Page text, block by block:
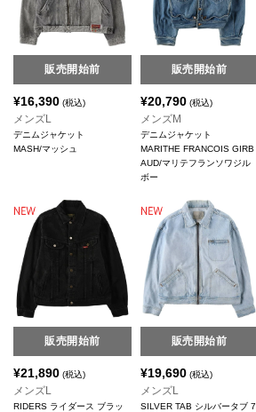
販売開始前
¥16,390 (税込)
メンズL
デニムジャケット
MASH/マッシュ
販売開始前
¥20,790(税込)
メンズM
デニムジャケット
MARITHE FRANCOIS GIRB
AUD/マリテフランソワジル
ボー
販売開始前
¥21,890 (税込)
メンズL
RIDERS ライダース ブラッ
販売開始前
¥19,690(税込)
メンズL
SILVER TAB シルバータブ 7